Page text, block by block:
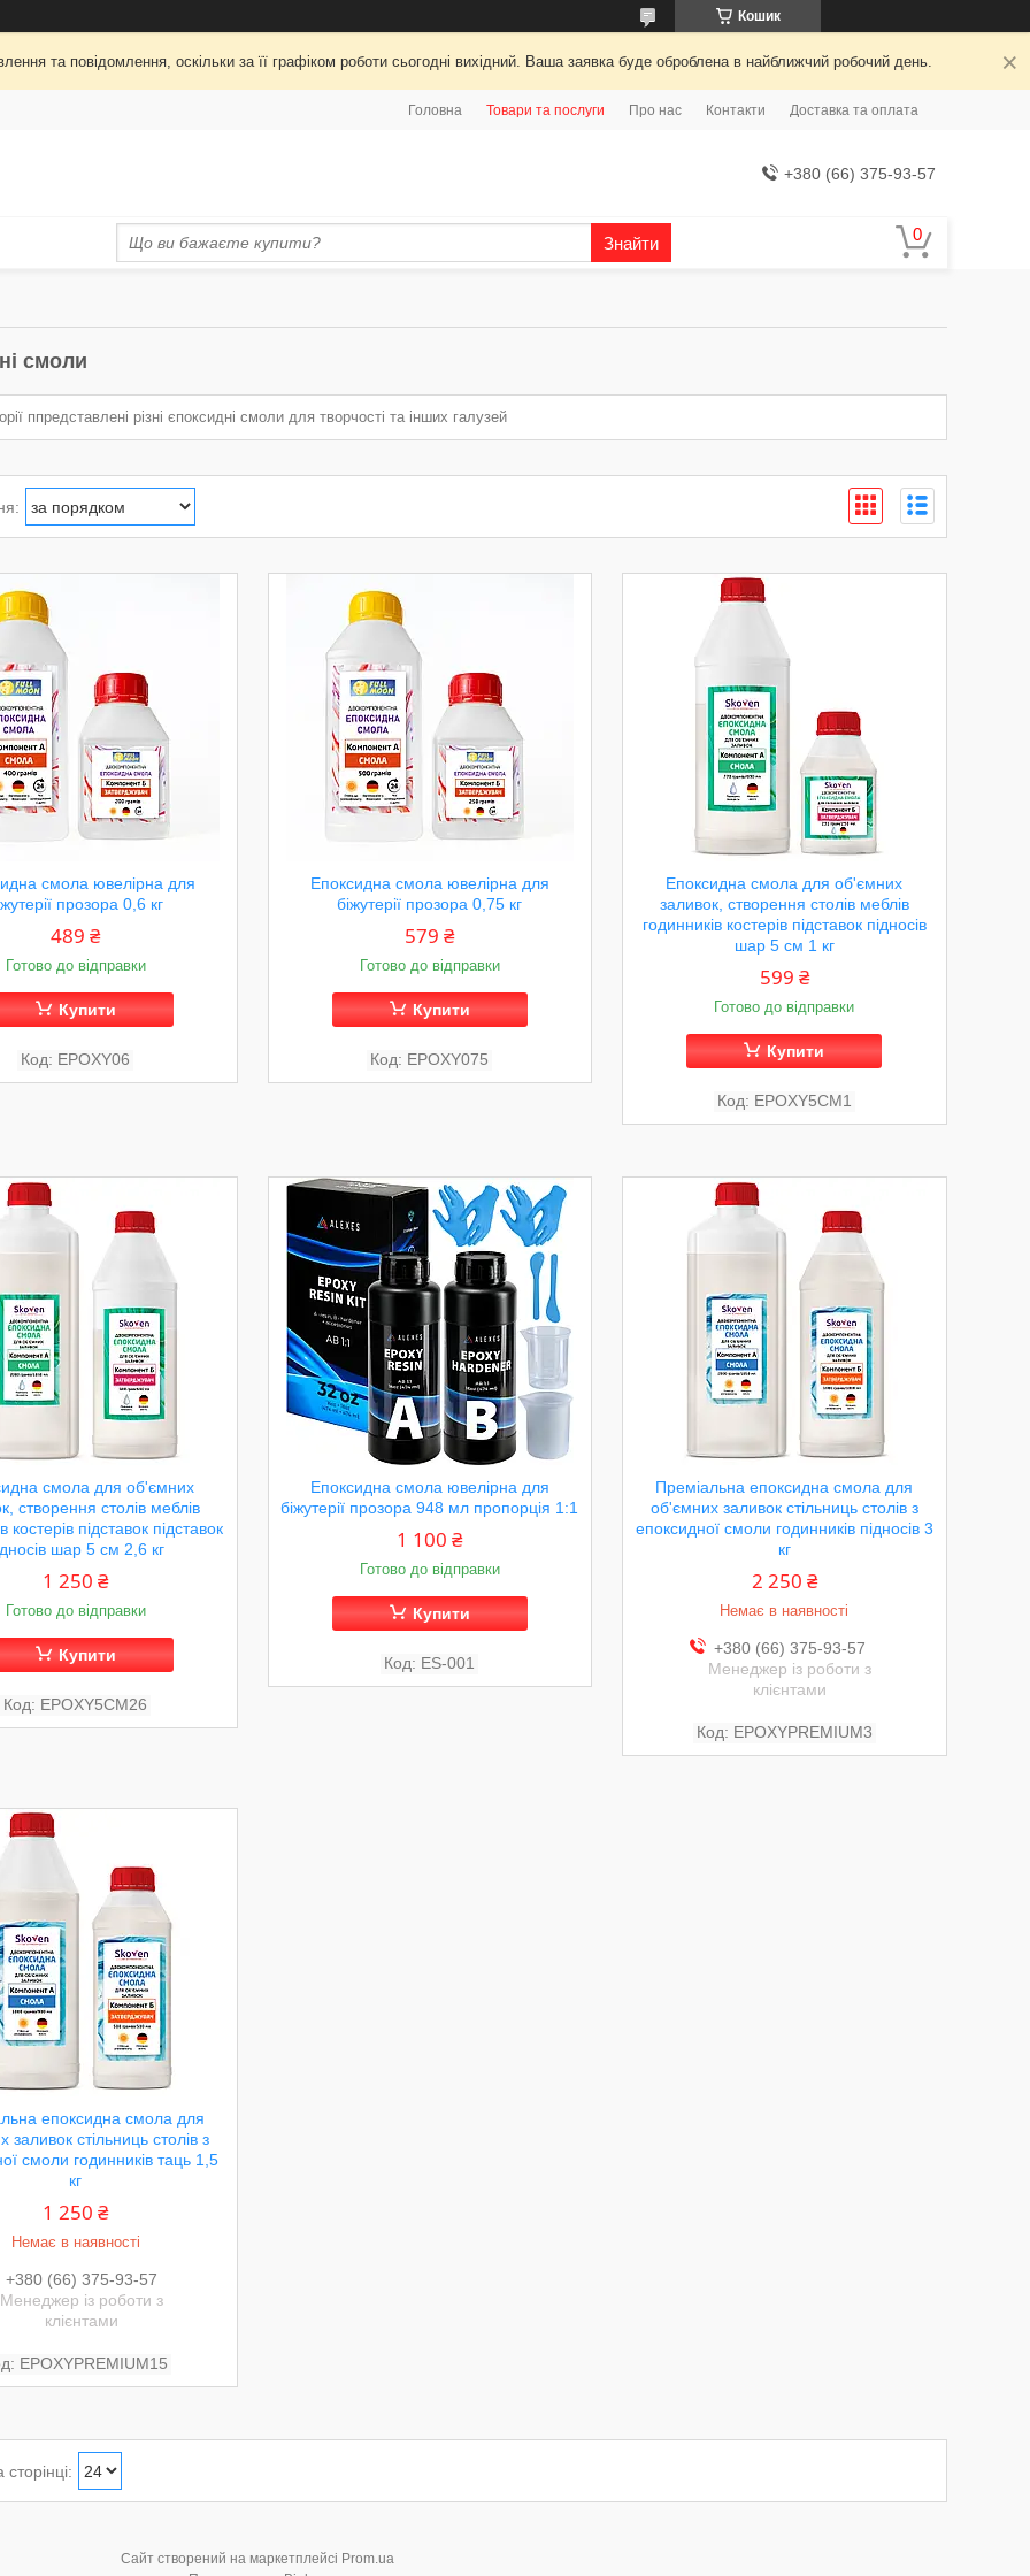
Кошик
та повідомлення, оскільки за її графіком роботи сьогодні вихідний. Ваша заявка буде оброблена в найближчий робочий день.
Головна Товари та послуги Про нас Контакти Доставка та оплата
+380 (66) 375-93-57
Знайти
смоли
ппредставлені різні єпоксидні смоли для творчості та інших галузей
смола ювелірна для
прозора 0,6 кг
489 ₴
Готово до відправки
Купити
EPOXY06
Епоксидна смола ювелірна для
біжутерії прозора 0,75 кг
579 ₴
Готово до відправки
Купити
EPOXY075
Епоксидна смола для об'ємних
заливок, створення столів меблів
годинників костерів підставок підносів
шар 5 см 1 кг
599 ₴
Готово до відправки
Купити
EPOXY5CM1
смола для об'ємних
створення столів меблів
костерів підставок підставок
шар 5 см 2,6 кг
1 250 ₴
Готово до відправки
Купити
EPOXY5CM26
Епоксидна смола ювелірна для
біжутерії прозора 948 мл пропорція 1:1
1 100 ₴
Готово до відправки
Купити
ES-001
Преміальна епоксидна смола для
об'ємних заливок стільниць столів з
епоксидної смоли годинників підносів 3
кг
2 250 ₴
Немає в наявності
+380 (66) 375-93-57
Менеджер із роботи з
клієнтами
EPOXYPREMIUM3
епоксидна смола для
заливок стільниць столів з
смоли годинників таць 1,5
кг
1 250 ₴
Немає в наявності
+380 (66) 375-93-57
Менеджер із роботи з
клієнтами
EPOXYPREMIUM15
Сайт створений на маркетплейсі Prom.ua